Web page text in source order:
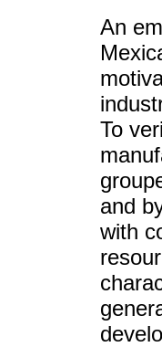
An
To
and
with